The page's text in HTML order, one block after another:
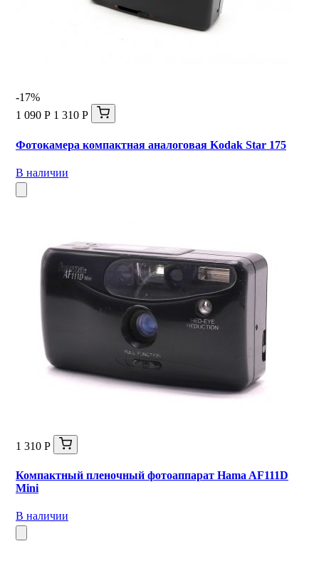
-17%
1 090 Р 1 310 Р
Фотокамера компактная аналоговая Kodak Star 175
В наличии
1 310 Р
Компактный пленочный фотоаппарат Hama AF111D
Mini
В наличии